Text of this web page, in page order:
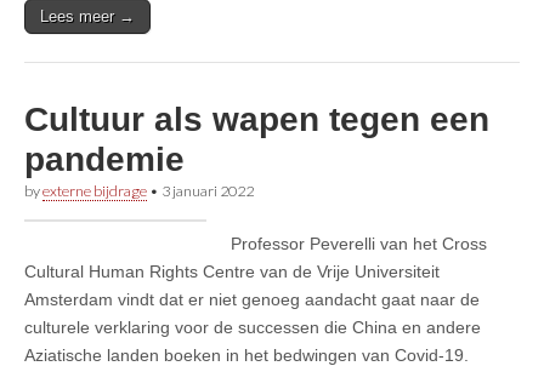
Lees meer →
Cultuur als wapen tegen een
pandemie
byexterne bijdrage • 3 januari 2022
Professor Peverelli van het Cross
Cultural Human Rights Centre van de Vrije Universiteit
Amsterdam vindt dat er niet genoeg aandacht gaat naar de
culturele verklaring voor de successen die China en andere
Aziatische landen boeken in het bedwingen van Covid-19.